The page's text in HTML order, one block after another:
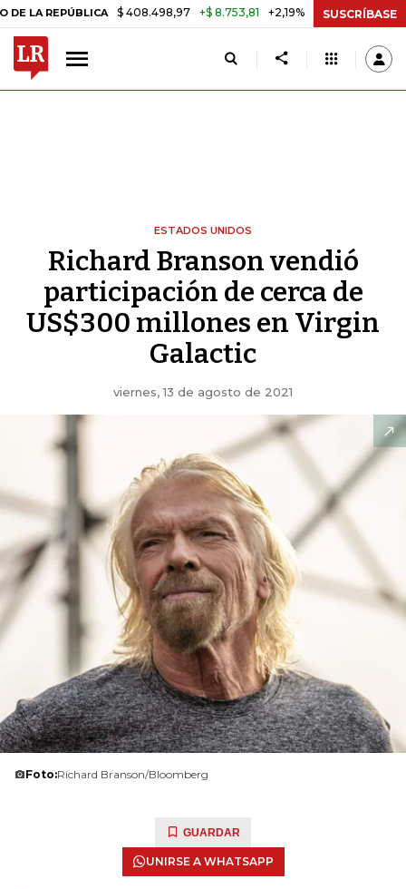
$ 408.498,97 +$ 8.753,81 +2,19% TASA DE USURA
SUSCRÍBASE
ESTADOS UNIDOS
Richard Branson vendió
participación de cerca de
US$300 millones en Virgin
Galactic
viernes, 13 de agosto de 2021
Foto:Richard Branson/Bloomberg
GUARDAR
UNIRSE A WHATSAPP